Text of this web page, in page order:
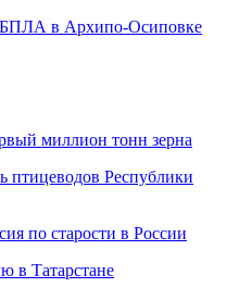
БПЛА в Архипо-Осиповке
миллион тонн зерна
птицеводов Республики
по старости в России
в Татарстане